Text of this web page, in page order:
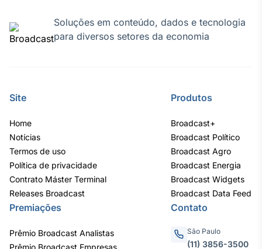
Soluções em conteúdo, dados e tecnologia
para diversos setores da economia
Site
Home
Notícias
Termos de uso
Política de privacidade
Contrato Máster Terminal
Releases Broadcast
Produtos
Broadcast+
Broadcast Político
Broadcast Agro
Broadcast Energia
Broadcast Widgets
Broadcast Data Feed
Premiações
Prêmio Broadcast Analistas
Prêmio Broadcast Empresas
Contato
São Paulo
(11) 3856-3500